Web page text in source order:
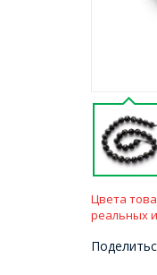
Цвета
реальных